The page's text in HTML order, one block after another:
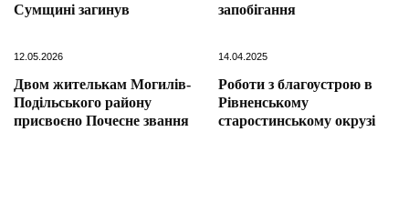
Сумщині загинув
запобігання
12.05.2026
Двом жителькам Могилів-
Подільського району
присвоєно Почесне звання
14.04.2025
Роботи з благоустрою в
Рівненському
старостинському окрузі